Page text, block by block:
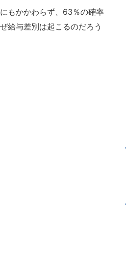
もかかわらず、63％の確率
給与差別は起こるのだろう